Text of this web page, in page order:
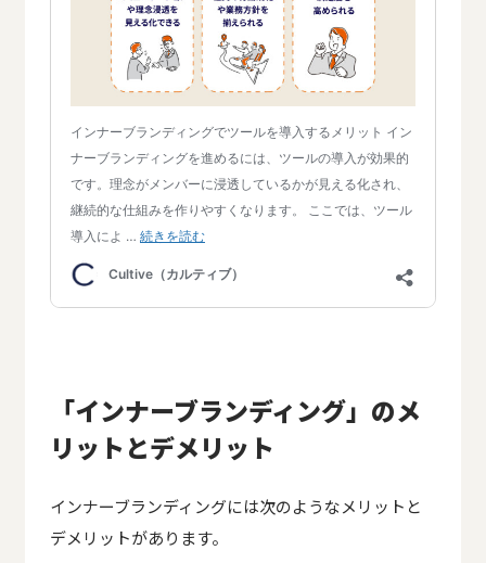
「インナーブランディング」のメ
リットとデメリット
インナーブランディングには次のようなメリットと
デメリットがあります。